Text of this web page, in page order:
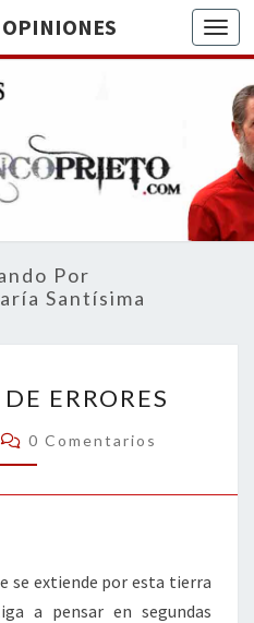
DE
BREVE
RECORRIDO
VITAL Y
ACTUALIDAD
Por
Santísima
DE
ERRORES
ERRORES
Comentarios
0 Comentarios
se extiende por esta tierra
a pensar en segundas